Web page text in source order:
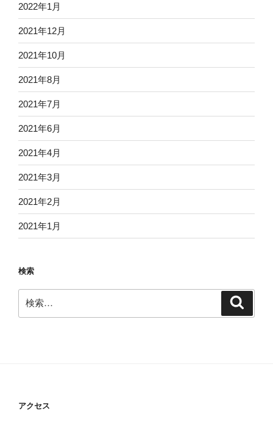
2022年1月
2021年12月
2021年10月
2021年8月
2021年7月
2021年6月
2021年4月
2021年3月
2021年2月
2021年1月
検索
索:
アクセス